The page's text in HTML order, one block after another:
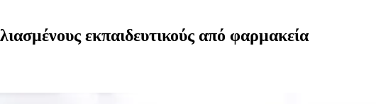
εκπαιδευτικούς από φαρμακεία